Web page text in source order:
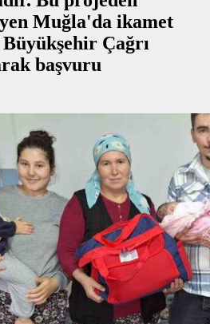
Muğla'da ikamet
Çağrı
başvuru